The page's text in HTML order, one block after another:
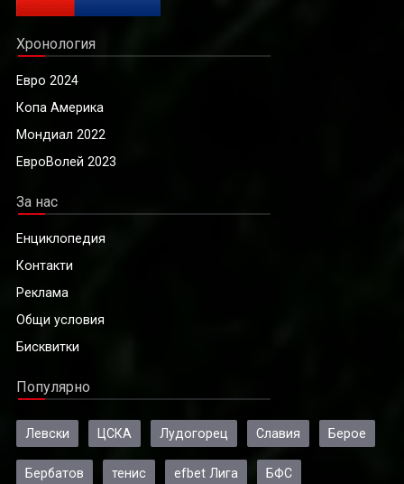
Хронология
Евро 2024
Копа Америка
Мондиал 2022
ЕвроВолей 2023
За нас
Енциклопедия
Контакти
Реклама
Общи условия
Бисквитки
Популярно
Левски ЦСКА Лудогорец Славия Берое
Бербатов тенис efbet Лига БФС